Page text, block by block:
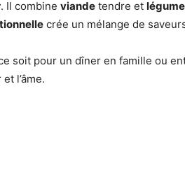
. Il combine viande tendre et
crée un mélange de
soit pour un dîner en famille ou
l’âme.